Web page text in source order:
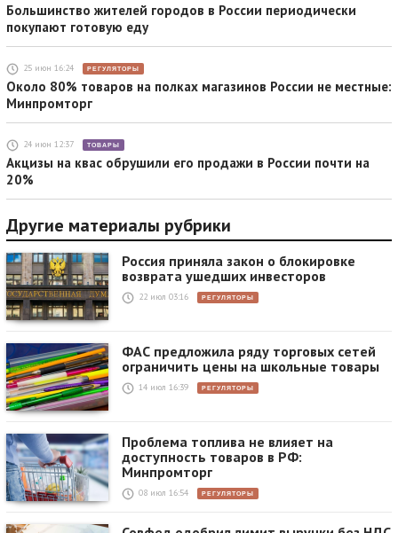
Большинство жителей городов в России периодически
покупают готовую еду
25 июн 16:24 РЕГУЛЯТОРЫ
Около 80% товаров на полках магазинов России не местные:
Минпромторг
24 июн 12:37 ТОВАРЫ
Акцизы на квас обрушили его продажи в России почти на
20%
Другие материалы рубрики
Россия приняла закон о блокировке
возврата ушедших инвесторов
22 июл 03:16 РЕГУЛЯТОРЫ
ФАС предложила ряду торговых сетей
ограничить цены на школьные товары
14 июл 16:39 РЕГУЛЯТОРЫ
Проблема топлива не влияет на
доступность товаров в РФ:
Минпромторг
08 июл 16:54 РЕГУЛЯТОРЫ